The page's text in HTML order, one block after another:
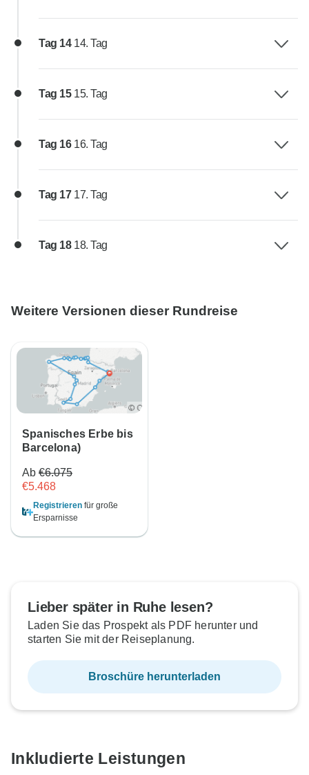
Tag 14 14. Tag
Tag 15 15. Tag
Tag 16 16. Tag
Tag 17 17. Tag
Tag 18 18. Tag
Weitere Versionen dieser Rundreise
Spanisches Erbe bis
Barcelona)
Ab €6.075
€5.468
Registrieren für große
Ersparnisse
Lieber später in Ruhe lesen?
Laden Sie das Prospekt als PDF herunter und
starten Sie mit der Reiseplanung.
Broschüre herunterladen
Inkludierte Leistungen